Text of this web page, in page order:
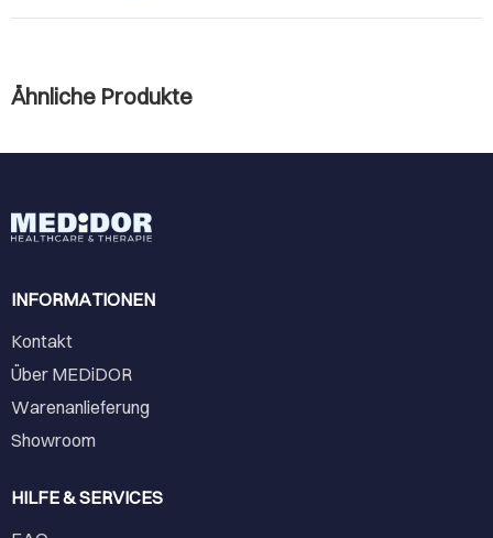
Ähnliche Produkte
INFORMATIONEN
Kontakt
Über MEDiDOR
Warenanlieferung
Showroom
HILFE & SERVICES